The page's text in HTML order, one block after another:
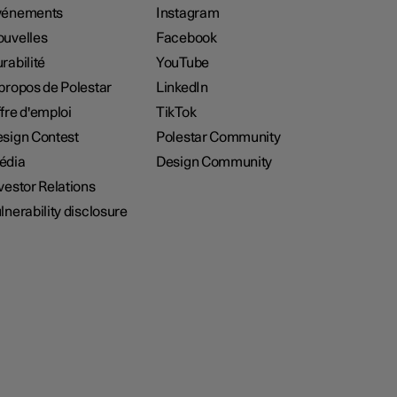
de Polestar
d'emploi
Contest
Relations
disclosure
Instagram
Facebook
YouTube
LinkedIn
TikTok
Polestar Community
Design Community